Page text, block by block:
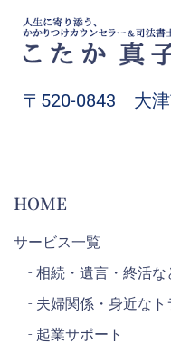
〒520-0843 大津
HOME
サービス一覧
- 相続・遺言・終活な
- 夫婦関係・身近なト
- 起業サポート